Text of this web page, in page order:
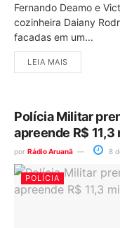
Fernando Deamo e
cozinheira Daiany
facadas em um...
LEIA MAIS
Polícia Militar
apreende R$ 11,3
por Rádio Aruanã 8
POLÍCIA